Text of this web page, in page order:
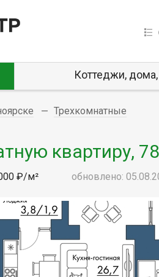
Коттеджи,
Трехкомнатные
квартиру,
₽/м² обновлено: